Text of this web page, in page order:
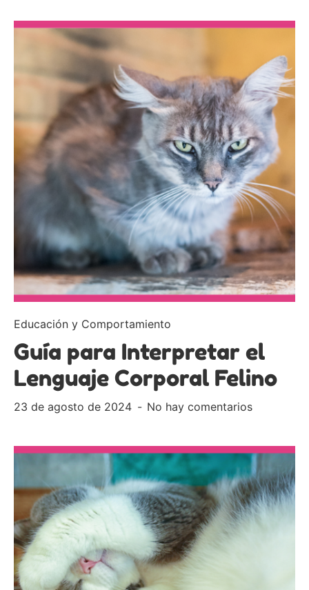
Educación y Comportamiento
Guía para Interpretar el
Lenguaje Corporal Felino
23 de agosto de 2024 No hay comentarios